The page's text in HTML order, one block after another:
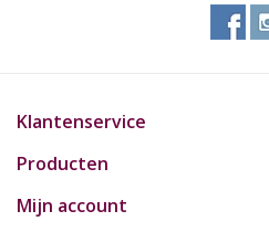
Klantenservice
Producten
Mijn account